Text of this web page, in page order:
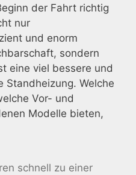
der Fahrt richtig
nur
und enorm
sondern
eine viel bessere und
Standheizung. Welche
Vor- und
Modelle bieten,
schnell zu einer